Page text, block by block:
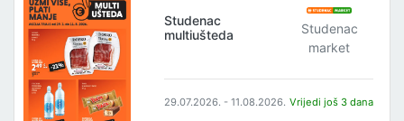
Studenac
multiušteda
Studenac
market
29.07.2026. - 11.08.2026. Vrijedi još 3 dana